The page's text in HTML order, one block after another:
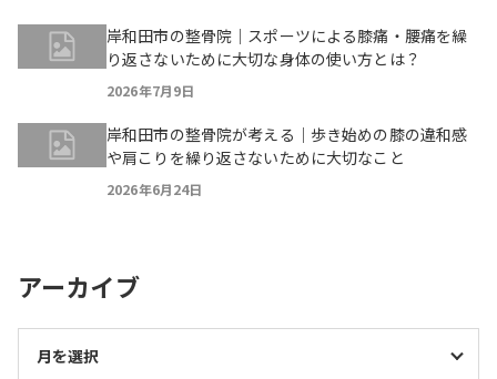
岸和田市の整骨院｜スポーツによる膝痛・腰痛を繰
り返さないために大切な身体の使い方とは？
2026年7月9日
岸和田市の整骨院が考える｜歩き始めの膝の違和感
や肩こりを繰り返さないために大切なこと
2026年6月24日
アーカイブ